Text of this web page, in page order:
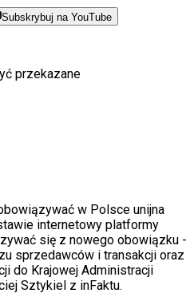
Subskrybuj na YouTube
przekazane
w Polsce unijna
internetowy platformy
się z nowego obowiązku -
sprzedawców i transakcji oraz
do Krajowej Administracji
Sztykiel z inFaktu.